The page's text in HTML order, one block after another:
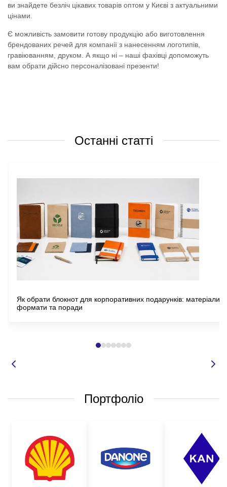
ви знайдете безліч цікавих товарів оптом у Києві з актуальними
цінами.
Є можливість замовити готову продукцію або виготовлення
брендованих речей для компанії з нанесенням логотипів,
гравіюванням, друком. А якщо ні – наші фахівці допоможуть
вам обрати дійсно персоналізовані презенти!
Останні статті
Як обрати блокнот для корпоративних подарунків: матеріали,
формати та поради
Портфоліо